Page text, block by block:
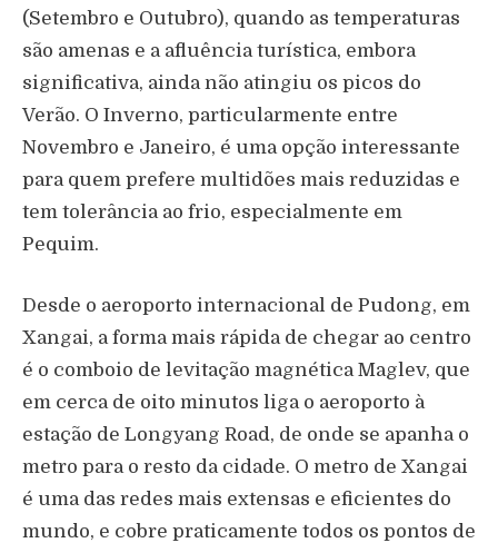
(Setembro e Outubro), quando as temperaturas
são amenas e a afluência turística, embora
significativa, ainda não atingiu os picos do
Verão. O Inverno, particularmente entre
Novembro e Janeiro, é uma opção interessante
para quem prefere multidões mais reduzidas e
tem tolerância ao frio, especialmente em
Pequim.
Desde o aeroporto internacional de Pudong, em
Xangai, a forma mais rápida de chegar ao centro
é o comboio de levitação magnética Maglev, que
em cerca de oito minutos liga o aeroporto à
estação de Longyang Road, de onde se apanha o
metro para o resto da cidade. O metro de Xangai
é uma das redes mais extensas e eficientes do
mundo, e cobre praticamente todos os pontos de